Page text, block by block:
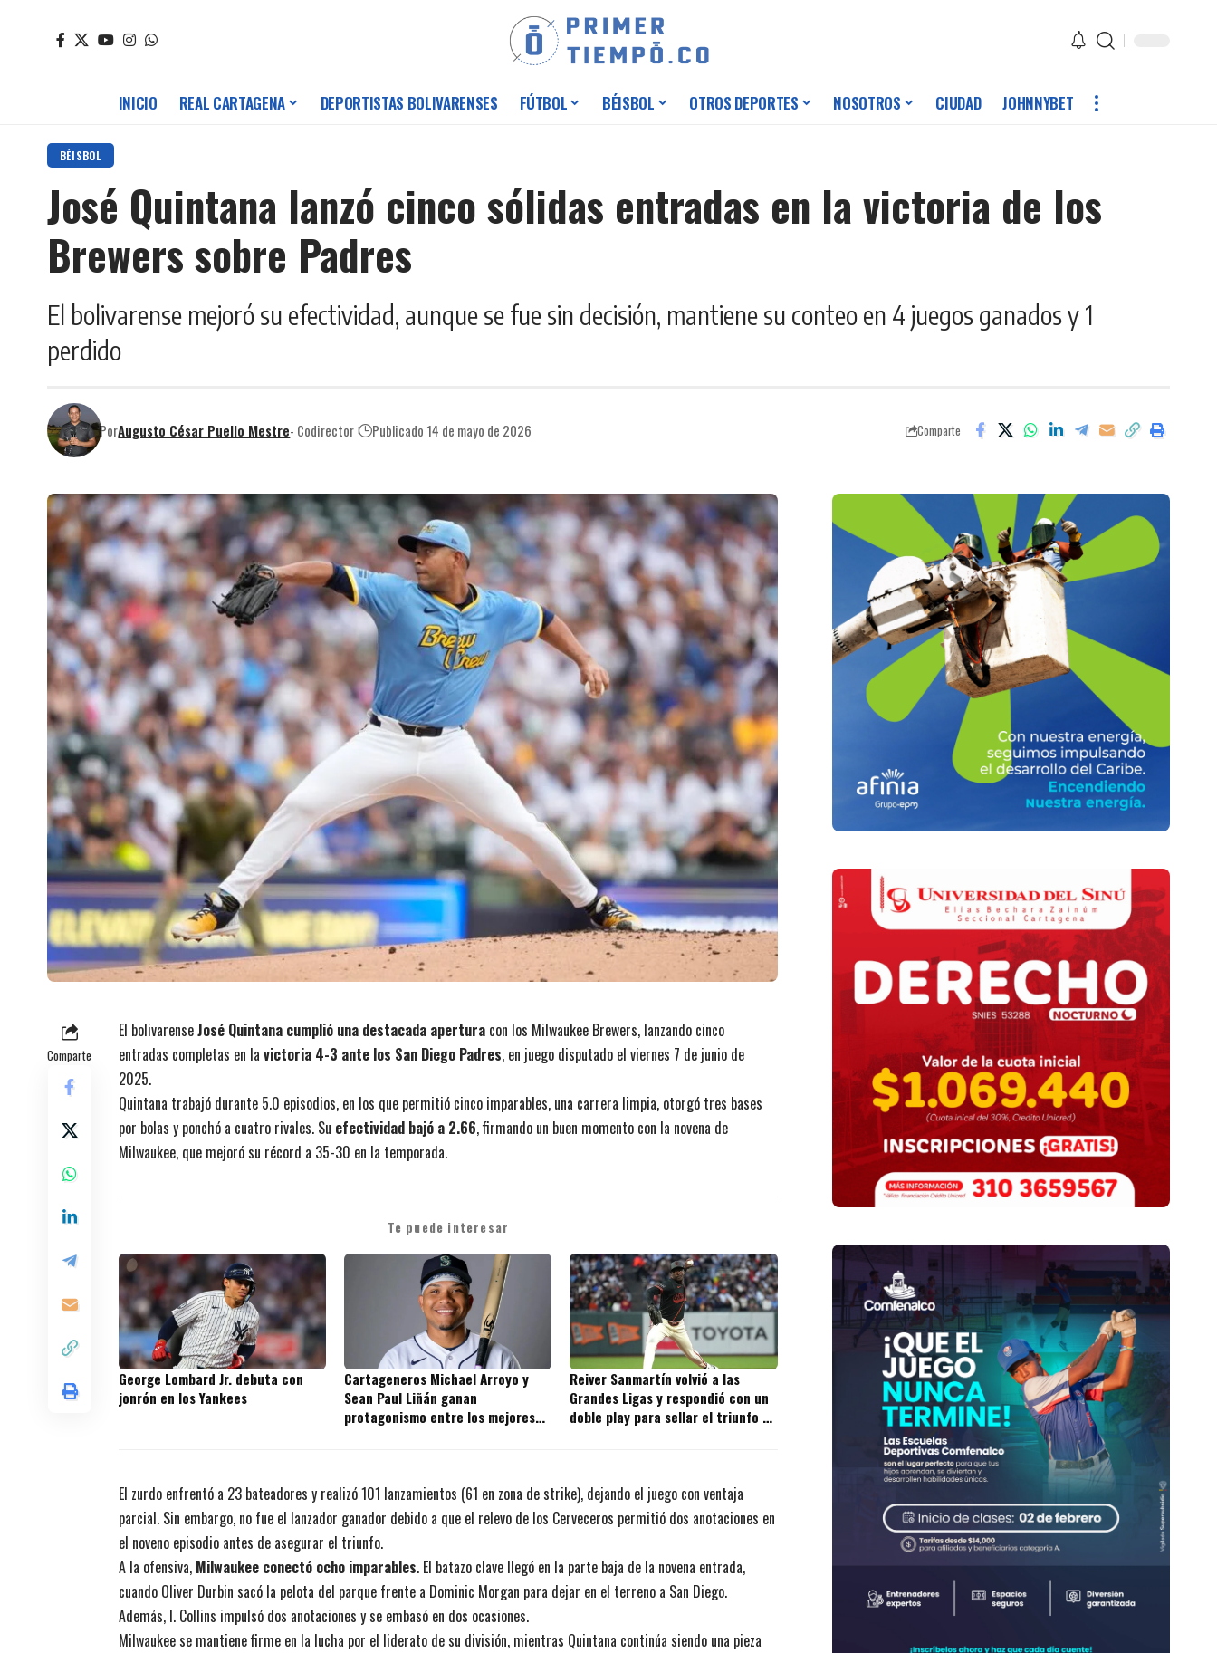
INICIO REAL CARTAGENA DEPORTISTAS BOLIVARENSES FÚTBOL BÉISBOL OTROS DEPORTES NOSOTROS CIUDAD JOHNNYBET
BÉISBOL
José Quintana lanzó cinco sólidas entradas en la victoria de los
Brewers sobre Padres
El bolivarense mejoró su efectividad, aunque se fue sin decisión, mantiene su conteo en 4 juegos ganados y 1
perdido
PorAugusto César Puello Mestre- Codirector Publicado 14 de mayo de 2026 Comparte
Comparte
El bolivarenseJosé Quintana cumplió una destacada apertura con los Milwaukee Brewers, lanzando cinco
entradas completas en la victoria 4-3 ante los San Diego Padres, en juego disputado el viernes 7 de junio de
2025.
Quintana trabajó durante 5.0 episodios, en los que permitió cinco imparables, una carrera limpia, otorgó tres bases
por bolas y ponchó a cuatro rivales. Su efectividad bajó a 2.66, firmando un buen momento con la novena de
Milwaukee, que mejoró su récord a 35-30 en la temporada.
Te puede interesar
George Lombard Jr. debuta con
jonrón en los Yankees
Cartageneros Michael Arroyo y
Sean Paul Liñán ganan
protagonismo entre los mejores
Reiver Sanmartín volvió a las
Grandes Ligas y respondió con un
doble play para sellar el triunfo de
El zurdo enfrentó a 23 bateadores y realizó 101 lanzamientos (61 en zona de strike), dejando el juego con ventaja
parcial. Sin embargo, no fue el lanzador ganador debido a que el relevo de los Cerveceros permitió dos anotaciones en
el noveno episodio antes de asegurar el triunfo.
A la ofensiva, Milwaukee conectó ocho imparables. El batazo clave llegó en la parte baja de la novena entrada,
cuando Oliver Durbin sacó la pelota del parque frente a Dominic Morgan para dejar en el terreno a San Diego.
Además, I. Collins impulsó dos anotaciones y se embasó en dos ocasiones.
Milwaukee se mantiene firme en la lucha por el liderato de su división, mientras Quintana continúa siendo una pieza